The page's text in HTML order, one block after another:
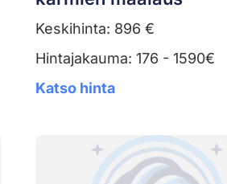
Keskihinta: 896 €
Hintajakauma: 176 - 1590€
Katso hinta